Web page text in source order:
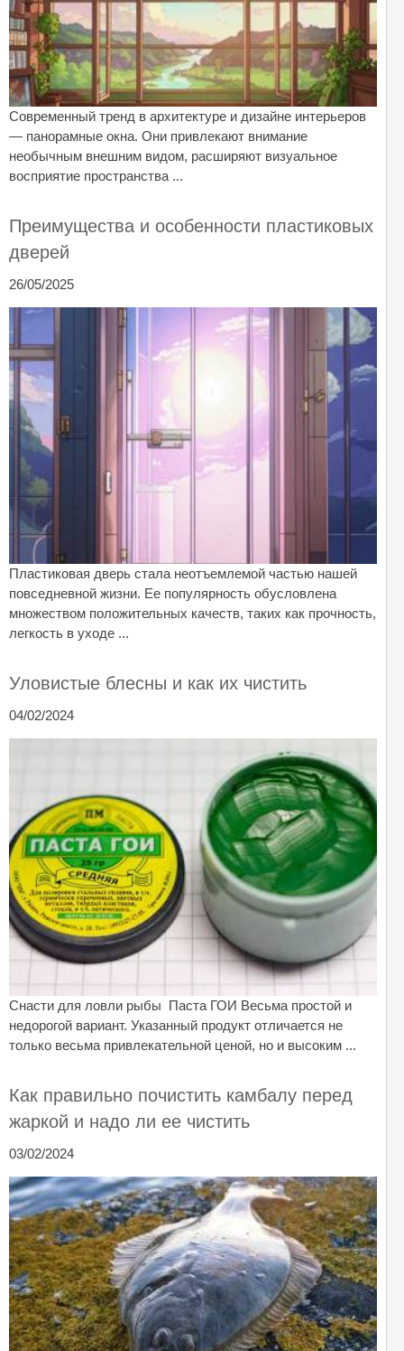
Современный тренд в архитектуре и дизайне интерьеров
— панорамные окна. Они привлекают внимание
необычным внешним видом, расширяют визуальное
восприятие пространства ...
Преимущества и особенности пластиковых
дверей
26/05/2025
Пластиковая дверь стала неотъемлемой частью нашей
повседневной жизни. Ее популярность обусловлена
множеством положительных качеств, таких как прочность,
легкость в уходе ...
Уловистые блесны и как их чистить
04/02/2024
Снасти для ловли рыбы Паста ГОИ Весьма простой и
недорогой вариант. Указанный продукт отличается не
только весьма привлекательной ценой, но и высоким ...
Как правильно почистить камбалу перед
жаркой и надо ли ее чистить
03/02/2024